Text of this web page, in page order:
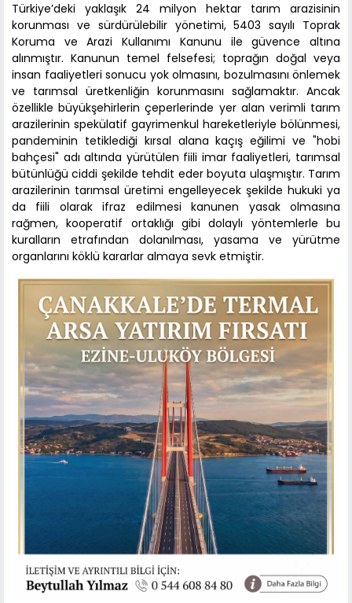
Türkiye’deki yaklaşık 24 milyon hektar tarım arazisinin
korunması ve sürdürülebilir yönetimi, 5403 sayılı Toprak
Koruma ve Arazi Kullanımı Kanunu ile güvence altına
alınmıştır. Kanunun temel felsefesi; toprağın doğal veya
insan faaliyetleri sonucu yok olmasını, bozulmasını önlemek
ve tarımsal üretkenliğin korunmasını sağlamaktır. Ancak
özellikle büyükşehirlerin çeperlerinde yer alan verimli tarım
arazilerinin spekülatif gayrimenkul hareketleriyle bölünmesi,
pandeminin tetiklediği kırsal alana kaçış eğilimi ve "hobi
bahçesi" adı altında yürütülen fiili imar faaliyetleri, tarımsal
bütünlüğü ciddi şekilde tehdit eder boyuta ulaşmıştır. Tarım
arazilerinin tarımsal üretimi engelleyecek şekilde hukuki ya
da fiili olarak ifraz edilmesi kanunen yasak olmasına
rağmen, kooperatif ortaklığı gibi dolaylı yöntemlerle bu
kuralların etrafından dolanılması, yasama ve yürütme
organlarını köklü kararlar almaya sevk etmiştir.